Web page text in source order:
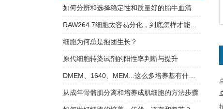
如何分辨和选择稳定性和质量好的胎牛血清
RAW264.7细胞太容易分化，到底怎样才能养好它？
细胞为何总是抱团生长？
原代细胞转染试剂的阳性率判断与提升
DMEM、1640、MEM...这么多培养基有什么不同？
从成年骨骼肌分离和培养成肌细胞的方法步骤